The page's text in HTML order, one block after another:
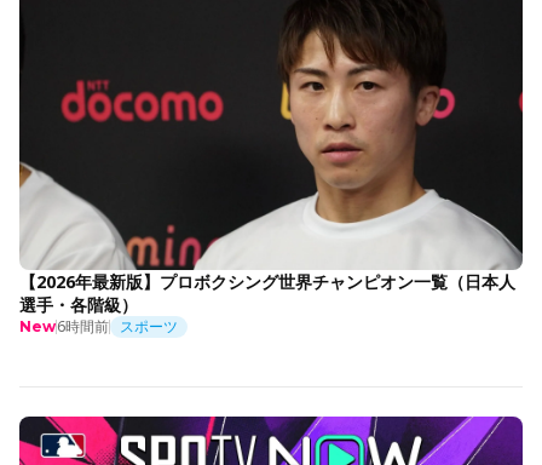
【2026年最新版】プロボクシング世界チャンピオン一覧（日本人
選手・各階級）
New6時間前 スポーツ